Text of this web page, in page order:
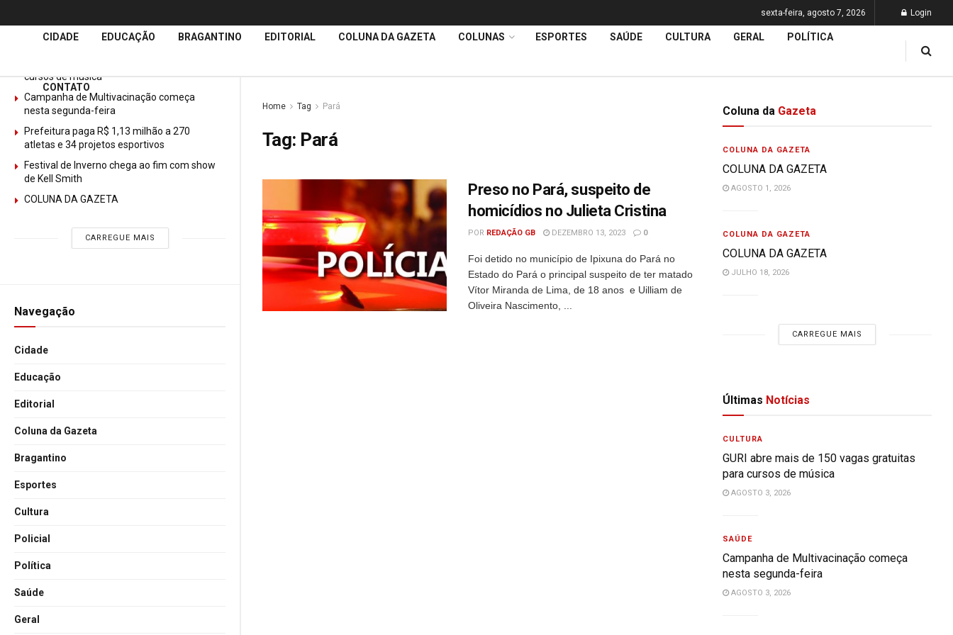
ÚltimasNotícias
cursos de música
Campanha de Multivacinação começa
nesta segunda-feira
Prefeitura paga R$ 1,13 milhão a 270
atletas e 34 projetos esportivos
Festival de Inverno chega ao fim com show
de Kell Smith
COLUNA DA GAZETA
CARREGUE MAIS
Navegação
Cidade
Educação
Editorial
Coluna da Gazeta
Bragantino
Esportes
Cultura
Policial
Política
Saúde
Geral
sexta-feira, agosto 7, 2026 Login
CIDADE EDUCAÇÃO BRAGANTINO EDITORIAL COLUNA DA GAZETA COLUNAS ESPORTES SAÚDE CULTURA GERAL POLÍTICA
CONTATO
Home Tag Pará
Tag: Pará
Preso no Pará, suspeito de
homicídios no Julieta Cristina
POR REDAÇÃO GB DEZEMBRO 13, 2023 0
Foi detido no município de Ipixuna do Pará no
Estado do Pará o principal suspeito de ter matado
Vítor Miranda de Lima, de 18 anos e Uilliam de
Oliveira Nascimento, ...
Coluna da Gazeta
COLUNA DA GAZETA
COLUNA DA GAZETA
AGOSTO 1, 2026
COLUNA DA GAZETA
COLUNA DA GAZETA
JULHO 18, 2026
CARREGUE MAIS
Últimas Notícias
CULTURA
GURI abre mais de 150 vagas gratuitas
para cursos de música
AGOSTO 3, 2026
SAÚDE
Campanha de Multivacinação começa
nesta segunda-feira
AGOSTO 3, 2026